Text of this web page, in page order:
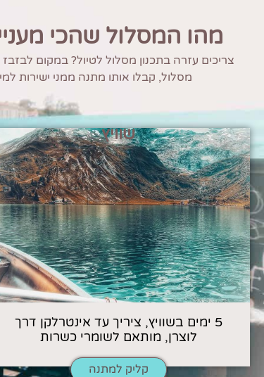
מהו המסלול שהכי
צריכים עזרה בתכנון מסלול לטיול? במקום לבזבז
מסלול, קבלו אותו מתנה ממני ישירות
שוויץ
5 ימים בשוויץ, ציריך עד אינטרלקן דרך
לוצרן, מותאם לשומרי כשרות
קליק למתנה